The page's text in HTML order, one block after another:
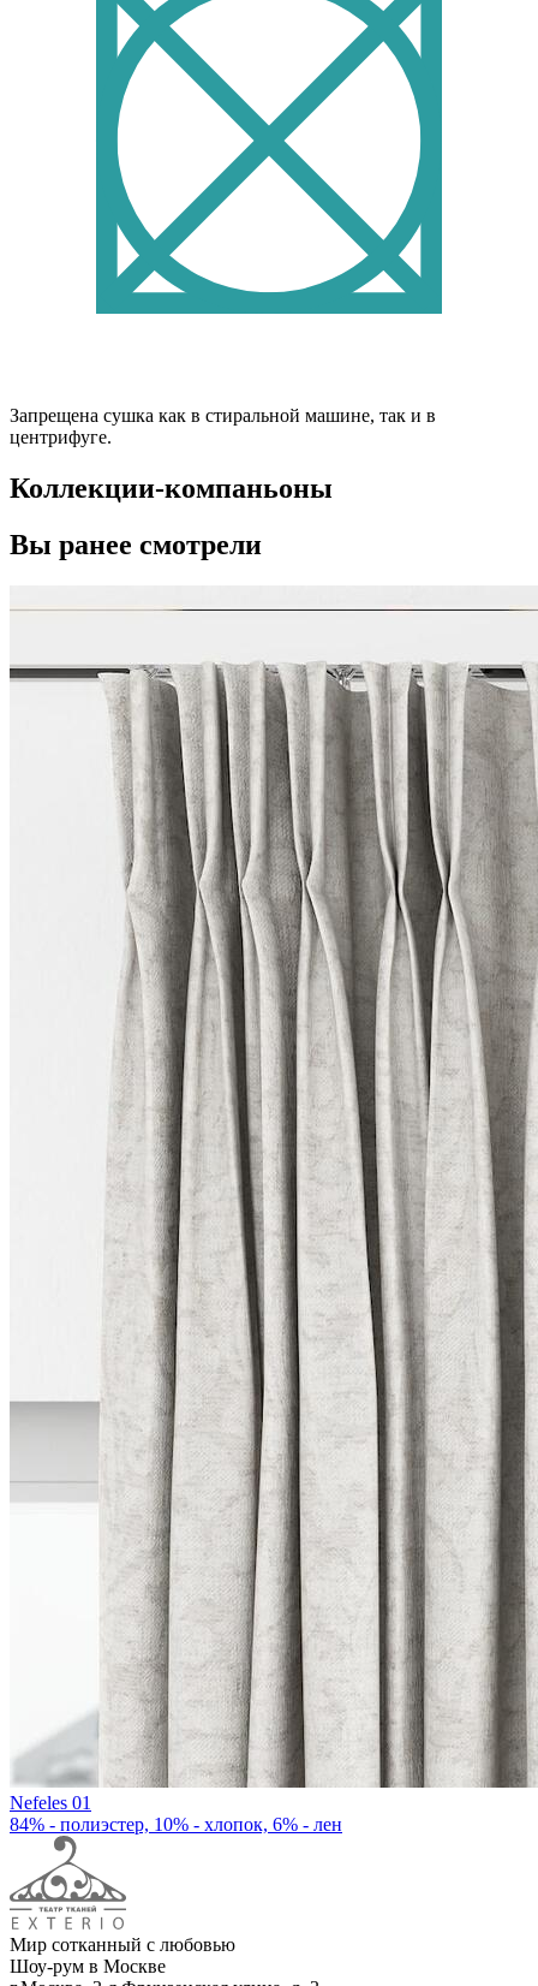
Запрещена сушка как в стиральной машине, так и в
центрифуге.
Коллекции-компаньоны
Вы ранее смотрели
Nefeles 01
84% - полиэстер, 10% - хлопок, 6% - лен
Мир сотканный с любовью
Шоу-рум в Москве